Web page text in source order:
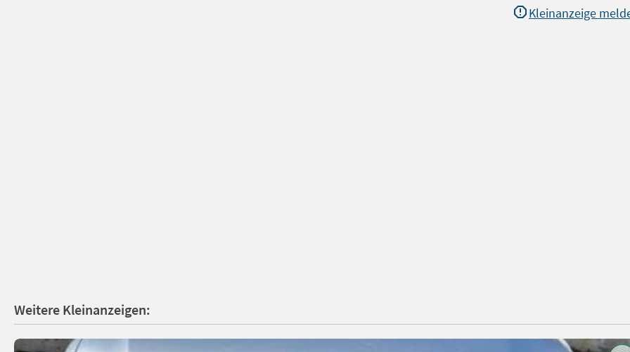
Kleinanzeige
Weitere Kleinanzeigen: